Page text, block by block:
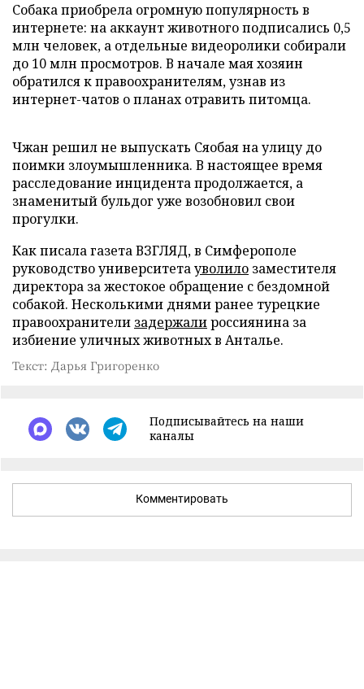
Собака приобрела огромную популярность в
интернете: на аккаунт животного подписались 0,5
млн человек, а отдельные видеоролики собирали
до 10 млн просмотров. В начале мая хозяин
обратился к правоохранителям, узнав из
интернет-чатов о планах отравить питомца.
Чжан решил не выпускать Сяобая на улицу до
поимки злоумышленника. В настоящее время
расследование инцидента продолжается, а
знаменитый бульдог уже возобновил свои
прогулки.
Как писала газета ВЗГЛЯД, в Симферополе
руководство университетауволило заместителя
директора за жестокое обращение с бездомной
собакой. Несколькими днями ранее турецкие
правоохранители задержалироссиянина за
избиение уличных животных в Анталье.
Текст: Дарья Григоренко
Подписывайтесь на наши
каналы
Комментировать